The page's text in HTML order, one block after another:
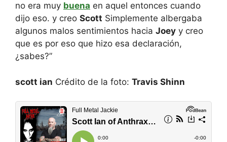
no era muy buena en aquel entonces cuando
dijo eso. y creo Scott Simplemente albergaba
algunos malos sentimientos hacia Joey y creo
que es por eso que hizo esa declaración,
¿sabes?”
scott ian Crédito de la foto: Travis Shinn